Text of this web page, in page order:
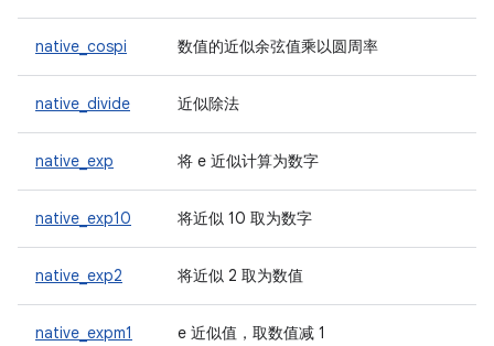
native_cospi 数值的近似余弦值乘以圆周率
native_divide 近似除法
native_exp 将 e 近似计算为数字
native_exp10 将近似 10 取为数字
native_exp2 将近似 2 取为数值
native_expm1 e 近似值，取数值减 1